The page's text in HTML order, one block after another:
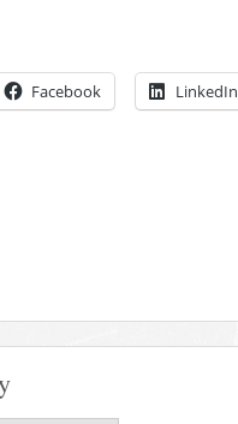
Facebook LinkedIn